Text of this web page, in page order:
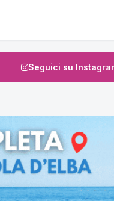
Seguici su